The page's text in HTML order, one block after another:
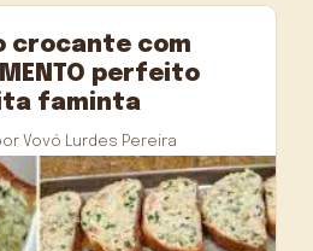
crocante com
perfeito
faminta
Vovó Lurdes Pereira